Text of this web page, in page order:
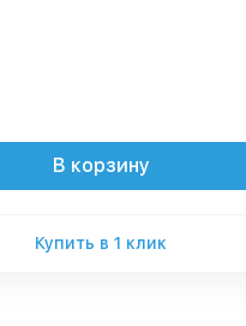
В корзину
Купить в 1 клик